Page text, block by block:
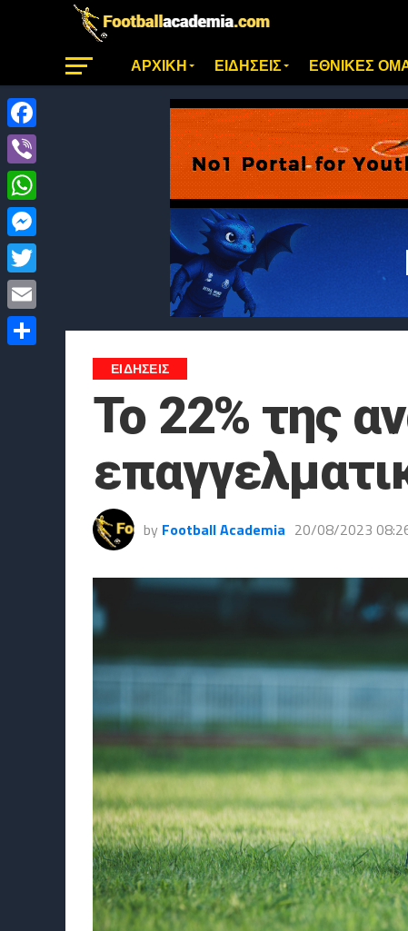
ΑΡΧΙΚΗ ΕΙΔΗΣΕΙΣ ΕΘΝΙΚΕΣ
ΕΙΔΗΣΕΙΣ
Το 22% της
by Football Academia 20/08/2023
Facebook
Viber
WhatsApp
Messenger
Twitter
Email